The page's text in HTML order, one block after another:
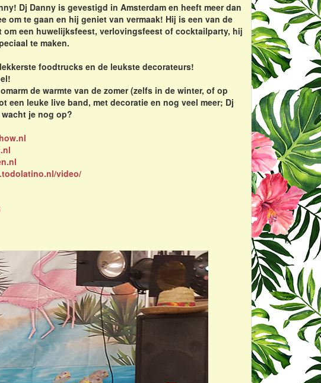
Dj Danny is gevestigd in Amsterdam en heeft meer dan
te gaan en hij geniet van vermaak! Hij is een van de
een huwelijksfeest, verlovingsfeest of cocktailparty, hij
te maken.
foodtrucks en de leukste decorateurs!
de warmte van de zomer (zelfs in de winter, of op
leuke live band, met decoratie en nog veel meer; Dj
je nog op?
video/